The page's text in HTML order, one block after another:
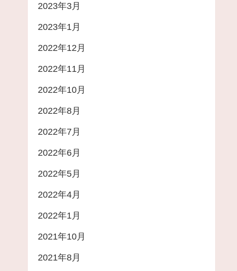
2023年3月
2023年1月
2022年12月
2022年11月
2022年10月
2022年8月
2022年7月
2022年6月
2022年5月
2022年4月
2022年1月
2021年10月
2021年8月